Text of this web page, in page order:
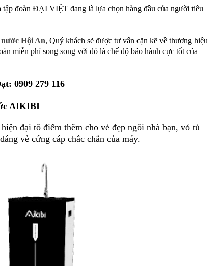
đoàn ĐẠI VIỆT đang là lựa chọn hàng đầu của người tiêu
Hội An, Quý khách sẽ được tư vấn cặn kẽ về thương hiệu
miễn phí song song với đó là chế độ bảo hành cực tốt của
0909 279 116
AIKIBI
đại tô điểm thêm cho vẻ đẹp ngôi nhà bạn, vỏ tủ
vẻ cứng cáp chắc chắn của máy.